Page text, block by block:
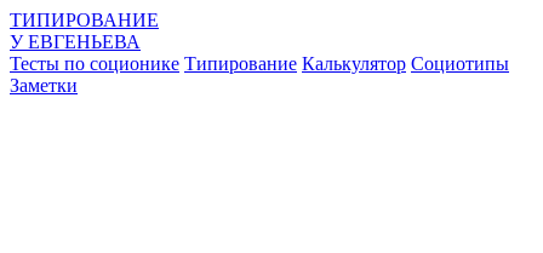
ТИПИРОВАНИЕ
УЕВГЕНЬЕВА
Тесты по соционике Типирование Калькулятор Социотипы
Заметки